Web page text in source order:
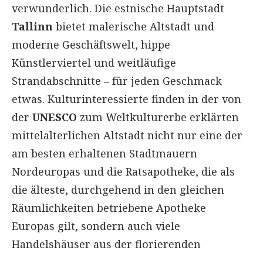
verwunderlich. Die estnische Hauptstadt
Tallinn bietet malerische Altstadt und
moderne Geschäftswelt, hippe
Künstlerviertel und weitläufige
Strandabschnitte – für jeden Geschmack
etwas. Kulturinteressierte finden in der von
der UNESCO zum Weltkulturerbe erklärten
mittelalterlichen Altstadt nicht nur eine der
am besten erhaltenen Stadtmauern
Nordeuropas und die Ratsapotheke, die als
die älteste, durchgehend in den gleichen
Räumlichkeiten betriebene Apotheke
Europas gilt, sondern auch viele
Handelshäuser aus der florierenden